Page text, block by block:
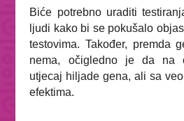
Biće potrebno uraditi
ljudi kako bi se pokušalo
testovima. Također, premda
nema, očigledno je da na
utjecaj hiljade gena, ali sa
efektima.